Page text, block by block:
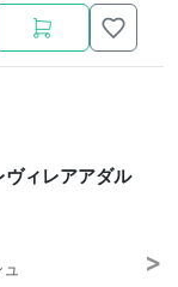
ヴィレアアダル